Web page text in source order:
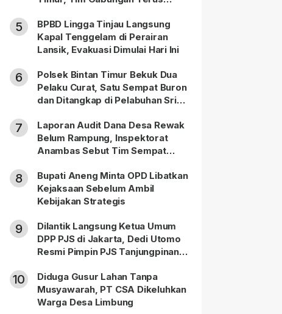
5
BPBD Lingga Tinjau Langsung
Kapal Tenggelam di Perairan
Lansik, Evakuasi Dimulai Hari Ini
6
Polsek Bintan Timur Bekuk Dua
Pelaku Curat, Satu Sempat Buron
dan Ditangkap di Pelabuhan Sri
7
Laporan Audit Dana Desa Rewak
Belum Rampung, Inspektorat
Anambas Sebut Tim Sempat
8
Bupati Aneng Minta OPD Libatkan
Kejaksaan Sebelum Ambil
Kebijakan Strategis
9
Dilantik Langsung Ketua Umum
DPP PJS di Jakarta, Dedi Utomo
Resmi Pimpin PJS Tanjungpinang-
10
Diduga Gusur Lahan Tanpa
Musyawarah, PT CSA Dikeluhkan
Warga Desa Limbung